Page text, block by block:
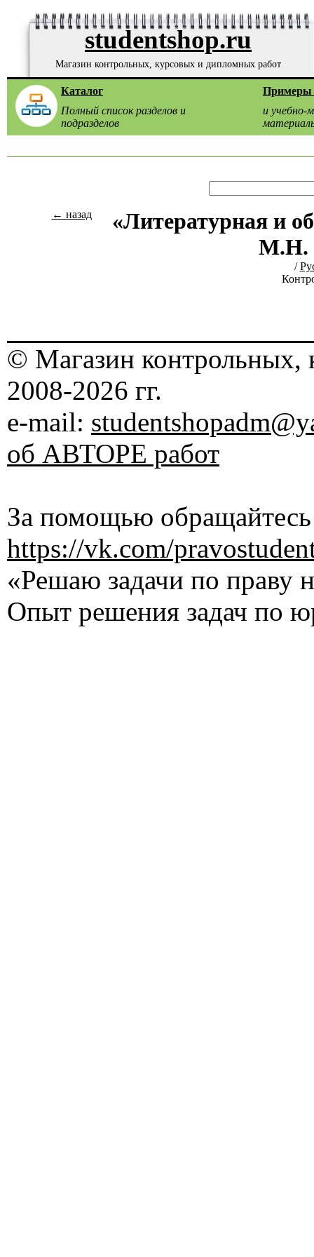
studentshop.ru
Магазин контрольных, курсовых и дипломных работ
Каталог
Полный список разделов и
подразделов
Примеры
и учебно-
← назад
«Литературная и
М.Н.
/
© Магазин контрольных,
2008-2026 гг.
e-mail:
об АВТОРЕ работ
За помощью
https://vk.com/
«Решаю задачи по праву
Опыт решения задач по